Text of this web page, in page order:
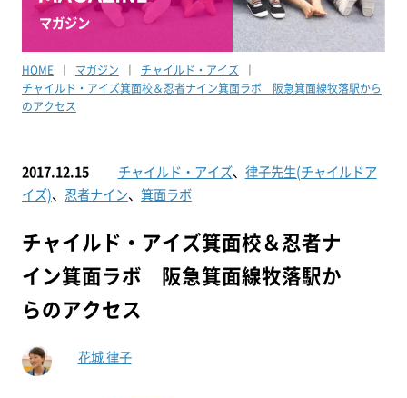
マガジン
HOME マガジン
チャイルド・アイズ
チャイルド・アイズ箕面校＆忍者ナイン箕面ラボ 阪急箕面線牧落駅から
のアクセス
2017.12.15 チャイルド・アイズ、 律子先生(チャイルドア
イズ)、 忍者ナイン、 箕面ラボ
チャイルド・アイズ箕面校＆忍者ナ
イン箕面ラボ 阪急箕面線牧落駅か
らのアクセス
花城 律子